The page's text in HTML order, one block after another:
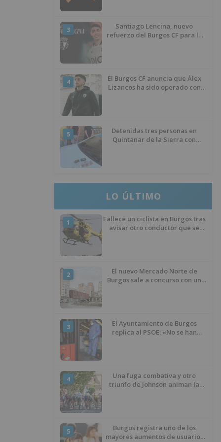
3
Santiago Lencina, nuevo
refuerzo del Burgos CF para la
4
El Burgos CF anuncia que Álex
Lizancos ha sido operado con
5
Detenidas tres personas en
Quintanar de la Sierra con
LO ÚLTIMO
1
Fallece un ciclista en Burgos tras
avisar otro conductor que se
2
El nuevo Mercado Norte de
Burgos sale a concurso con un
3
El Ayuntamiento de Burgos
replica al PSOE: «No se han
4
Una fuga combativa y otro
triunfo de Johnson animan la
5
Burgos registra uno de los
mayores aumentos de usuarios